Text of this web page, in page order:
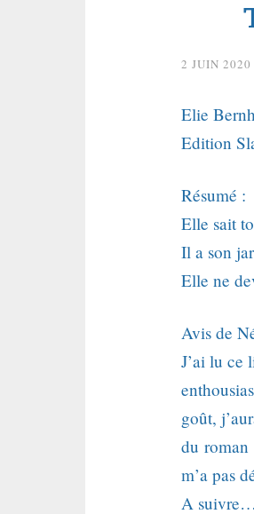
2 JUIN 2020
Elie
Edition
Résumé :
Elle sait
Il a son
Elle ne
Avis de
J’ai lu ce
goût,
du
m’a pas
A